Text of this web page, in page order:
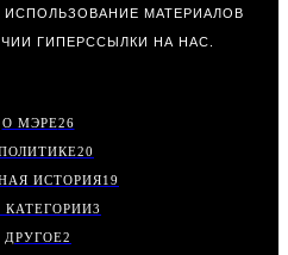
ИСПОЛЬЗОВАНИЕ МАТЕРИАЛОВ
ГИПЕРССЫЛКИ НА НАС.
О МЭРЕ26
20
ИСТОРИЯ19
КАТЕГОРИИ3
ДРУГОЕ2